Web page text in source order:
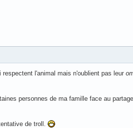
l'animal mais n'oublient pas leur
personnes de ma famille face au
de troll.